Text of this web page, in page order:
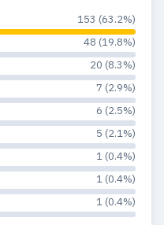
153 (63.2%)
48 (19.8%)
20 (8.3%)
7 (2.9%)
6 (2.5%)
5 (2.1%)
1 (0.4%)
1 (0.4%)
1 (0.4%)